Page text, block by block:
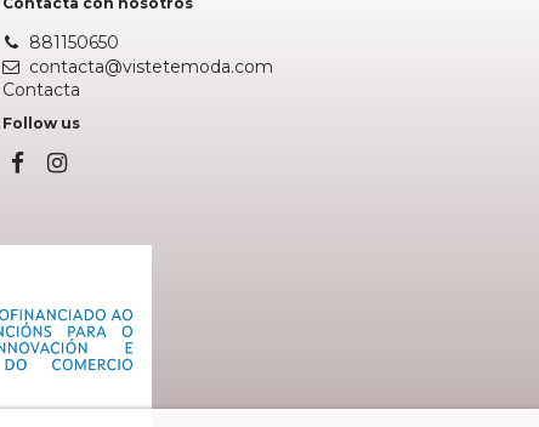
881150650
contacta@vistetemoda.com
Contacta
Follow us